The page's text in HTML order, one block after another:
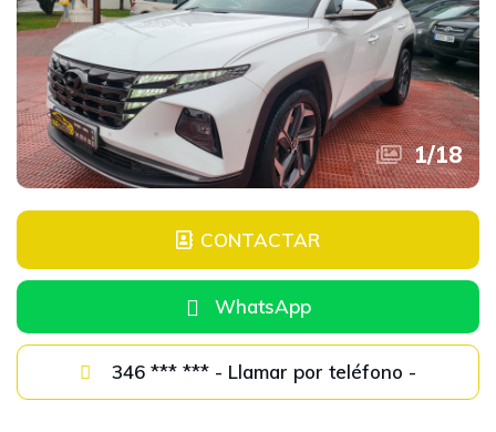
1/18
CONTACTAR
WhatsApp
346 *** *** - Llamar por teléfono -